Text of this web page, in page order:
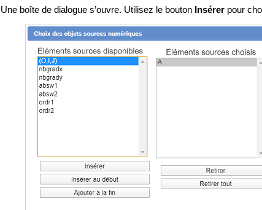
Une boîte de dialogue s’ouvre. Utilisez le bouton Insérer pour